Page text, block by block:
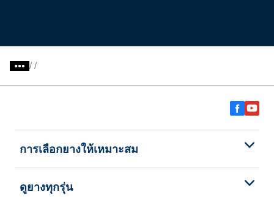
/
การเลือกยางให้เหมาะสม
ดูยางทุกรุ่น